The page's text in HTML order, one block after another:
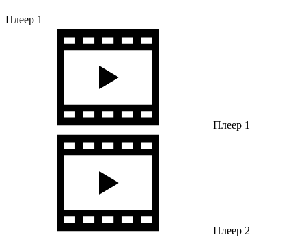
Плеер 1
Плеер 1
Плеер 2